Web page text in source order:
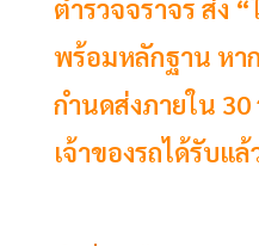
ตำรวจจราจร ส่ง
พร้อมหลักฐาน หา
กำนดส่งภายใน
เจ้าของรถได้รับแล้